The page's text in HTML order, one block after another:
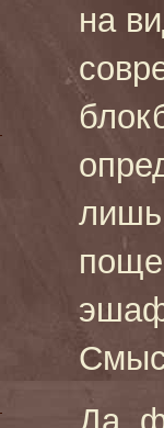
на
лишь